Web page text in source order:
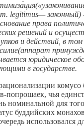
legitimus—
права
решений и
и действий, в том
юридическое
в государстве.
попрошаек, чья
номинальной для
буддийских
использовался